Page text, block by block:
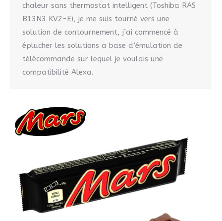
chaleur sans thermostat intelligent (Toshiba RAS
B13N3 KV2-E), je me suis tourné vers une
solution de contournement, j’ai commencé à
éplucher les solutions a base d’émulation de
télécommande sur lequel je voulais une
compatibilité Alexa.